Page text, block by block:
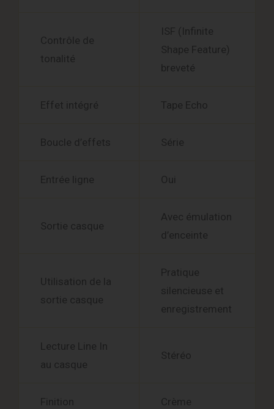
Contrôle de
tonalité
ISF (Infinite
Shape Feature)
breveté
Effet intégré Tape Echo
Boucle d’effets Série
Entrée ligne Oui
Sortie casque
Avec émulation
d’enceinte
Utilisation de la
sortie casque
Pratique
silencieuse et
enregistrement
Lecture Line In
au casque
Stéréo
Finition Crème